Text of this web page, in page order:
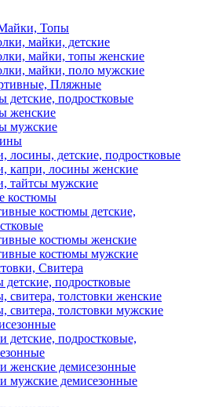
Топы
майки, детские
майки, топы женские
майки, поло мужские
Пляжные
детские, подростковые
женские
мужские
лосины, детские, подростковые
капри, лосины женские
тайтсы мужские
костюмы
костюмы детские,
костюмы женские
костюмы мужские
Свитера
детские, подростковые
свитера, толстовки женские
свитера, толстовки мужские
детские, подростковые,
женские демисезонные
мужские демисезонные